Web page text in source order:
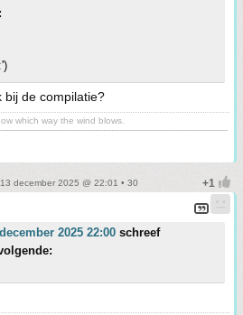
bij de compilatie?
which way the wind blows.
december 2025 @ 22:01 • 30
2025 22:00 schreef